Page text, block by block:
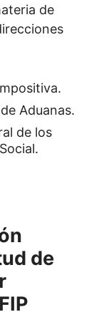
de
Aduanas.
de los